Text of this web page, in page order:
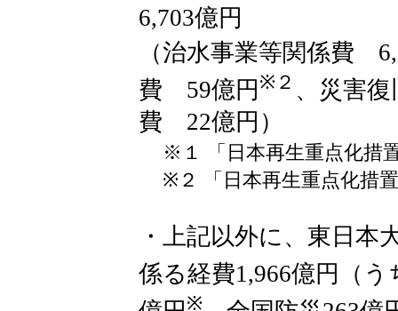
6,703億円
（治水事業等関係費
費 59億円 ※２ 、災害
費 22億円）
※１ 「日本再生重点化措
※２ 「日本再生重点化措
・上記以外に、東日本
係る経費1,966億円（う
※